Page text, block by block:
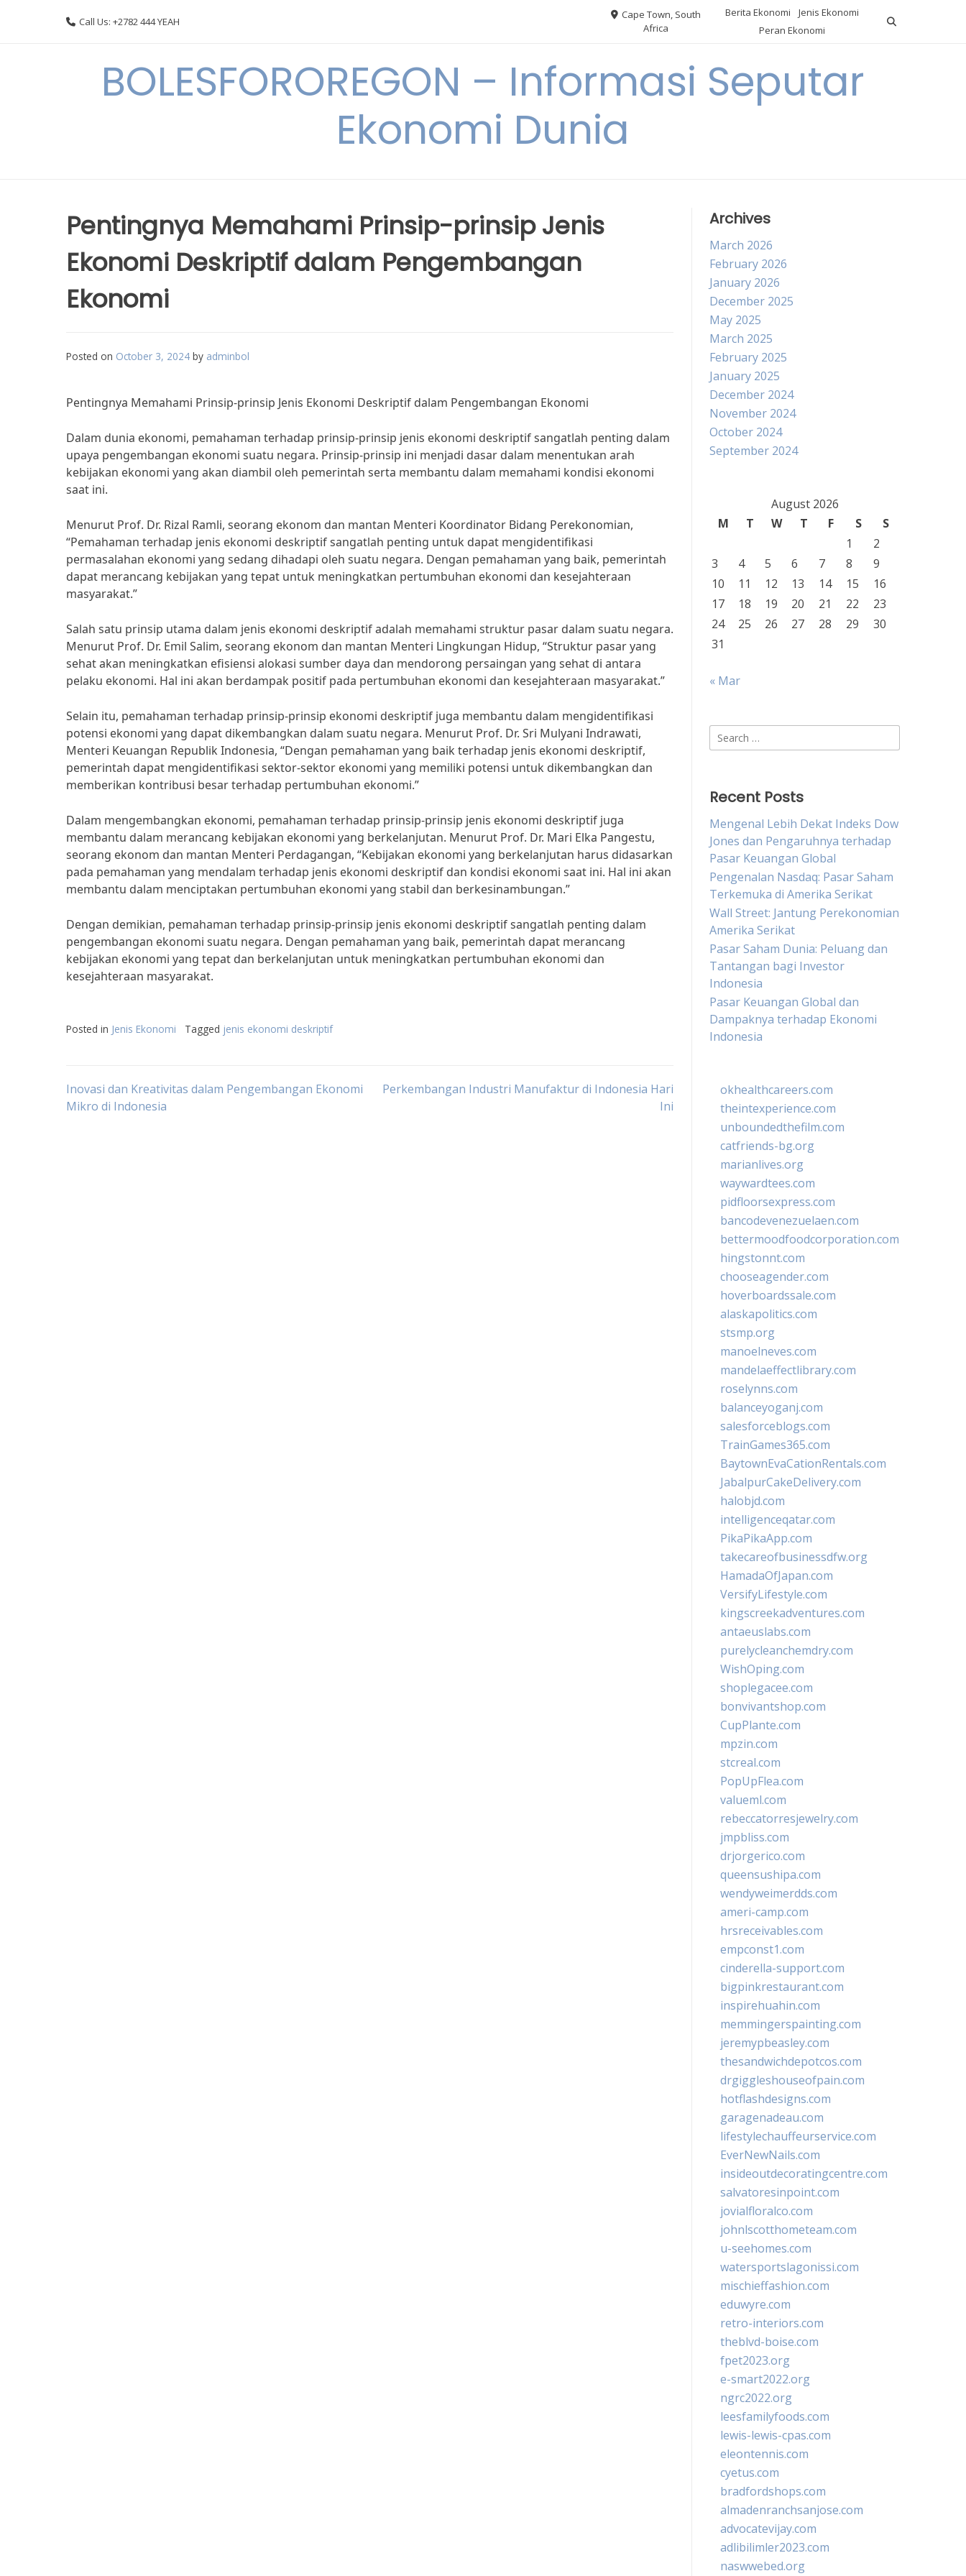
Call Us: +2782 444 YEAH
Cape Town, South
Africa
Berita Ekonomi
Jenis Ekonomi
Peran Ekonomi
BOLESFOROREGON – Informasi Seputar
Ekonomi Dunia
Pentingnya Memahami Prinsip-prinsip Jenis
Ekonomi Deskriptif dalam Pengembangan
Ekonomi
Posted on October 3, 2024 by adminbol
Pentingnya Memahami Prinsip-prinsip Jenis Ekonomi Deskriptif dalam Pengembangan Ekonomi
Dalam dunia ekonomi, pemahaman terhadap prinsip-prinsip jenis ekonomi deskriptif sangatlah penting dalam
upaya pengembangan ekonomi suatu negara. Prinsip-prinsip ini menjadi dasar dalam menentukan arah
kebijakan ekonomi yang akan diambil oleh pemerintah serta membantu dalam memahami kondisi ekonomi
saat ini.
Menurut Prof. Dr. Rizal Ramli, seorang ekonom dan mantan Menteri Koordinator Bidang Perekonomian,
“Pemahaman terhadap jenis ekonomi deskriptif sangatlah penting untuk dapat mengidentifikasi
permasalahan ekonomi yang sedang dihadapi oleh suatu negara. Dengan pemahaman yang baik, pemerintah
dapat merancang kebijakan yang tepat untuk meningkatkan pertumbuhan ekonomi dan kesejahteraan
masyarakat.”
Salah satu prinsip utama dalam jenis ekonomi deskriptif adalah memahami struktur pasar dalam suatu negara.
Menurut Prof. Dr. Emil Salim, seorang ekonom dan mantan Menteri Lingkungan Hidup, “Struktur pasar yang
sehat akan meningkatkan efisiensi alokasi sumber daya dan mendorong persaingan yang sehat di antara
pelaku ekonomi. Hal ini akan berdampak positif pada pertumbuhan ekonomi dan kesejahteraan masyarakat.”
Selain itu, pemahaman terhadap prinsip-prinsip ekonomi deskriptif juga membantu dalam mengidentifikasi
potensi ekonomi yang dapat dikembangkan dalam suatu negara. Menurut Prof. Dr. Sri Mulyani Indrawati,
Menteri Keuangan Republik Indonesia, “Dengan pemahaman yang baik terhadap jenis ekonomi deskriptif,
pemerintah dapat mengidentifikasi sektor-sektor ekonomi yang memiliki potensi untuk dikembangkan dan
memberikan kontribusi besar terhadap pertumbuhan ekonomi.”
Dalam mengembangkan ekonomi, pemahaman terhadap prinsip-prinsip jenis ekonomi deskriptif juga
membantu dalam merancang kebijakan ekonomi yang berkelanjutan. Menurut Prof. Dr. Mari Elka Pangestu,
seorang ekonom dan mantan Menteri Perdagangan, “Kebijakan ekonomi yang berkelanjutan harus didasarkan
pada pemahaman yang mendalam terhadap jenis ekonomi deskriptif dan kondisi ekonomi saat ini. Hal ini akan
membantu dalam menciptakan pertumbuhan ekonomi yang stabil dan berkesinambungan.”
Dengan demikian, pemahaman terhadap prinsip-prinsip jenis ekonomi deskriptif sangatlah penting dalam
pengembangan ekonomi suatu negara. Dengan pemahaman yang baik, pemerintah dapat merancang
kebijakan ekonomi yang tepat dan berkelanjutan untuk meningkatkan pertumbuhan ekonomi dan
kesejahteraan masyarakat.
Posted in Jenis Ekonomi Tagged jenis ekonomi deskriptif
Post
Inovasi dan Kreativitas dalam Pengembangan Ekonomi
Mikro di Indonesia
Perkembangan Industri Manufaktur di Indonesia Hari
Ini
Archives
March 2026
February 2026
January 2026
December 2025
May 2025
March 2025
February 2025
January 2025
December 2024
November 2024
October 2024
September 2024
August 2026
M
T W T F S
S
1
2
3
4 5 6 7 8
9
10
11 12 13 14 15
16
17
18 19 20 21 22
23
24
25 26 27 28 29
30
31
« Mar
Search
for:
Recent Posts
Mengenal Lebih Dekat Indeks Dow
Jones dan Pengaruhnya terhadap
Pasar Keuangan Global
Pengenalan Nasdaq: Pasar Saham
Terkemuka di Amerika Serikat
Wall Street: Jantung Perekonomian
Amerika Serikat
Pasar Saham Dunia: Peluang dan
Tantangan bagi Investor
Indonesia
Pasar Keuangan Global dan
Dampaknya terhadap Ekonomi
Indonesia
okhealthcareers.com
theintexperience.com
unboundedthefilm.com
catfriends-bg.org
marianlives.org
waywardtees.com
pidfloorsexpress.com
bancodevenezuelaen.com
bettermoodfoodcorporation.com
hingstonnt.com
chooseagender.com
hoverboardssale.com
alaskapolitics.com
stsmp.org
manoelneves.com
mandelaeffectlibrary.com
roselynns.com
balanceyoganj.com
salesforceblogs.com
TrainGames365.com
BaytownEvaCationRentals.com
JabalpurCakeDelivery.com
halobjd.com
intelligenceqatar.com
PikaPikaApp.com
takecareofbusinessdfw.org
HamadaOfJapan.com
VersifyLifestyle.com
kingscreekadventures.com
antaeuslabs.com
purelycleanchemdry.com
WishOping.com
shoplegacee.com
bonvivantshop.com
CupPlante.com
mpzin.com
stcreal.com
PopUpFlea.com
valueml.com
rebeccatorresjewelry.com
jmpbliss.com
drjorgerico.com
queensushipa.com
wendyweimerdds.com
ameri-camp.com
hrsreceivables.com
empconst1.com
cinderella-support.com
bigpinkrestaurant.com
inspirehuahin.com
memmingerspainting.com
jeremypbeasley.com
thesandwichdepotcos.com
drgiggleshouseofpain.com
hotflashdesigns.com
garagenadeau.com
lifestylechauffeurservice.com
EverNewNails.com
insideoutdecoratingcentre.com
salvatoresinpoint.com
jovialfloralco.com
johnlscotthometeam.com
u-seehomes.com
watersportslagonissi.com
mischieffashion.com
eduwyre.com
retro-interiors.com
theblvd-boise.com
fpet2023.org
e-smart2022.org
ngrc2022.org
leesfamilyfoods.com
lewis-lewis-cpas.com
eleontennis.com
cyetus.com
bradfordshops.com
almadenranchsanjose.com
advocatevijay.com
adlibilimler2023.com
naswwebed.org